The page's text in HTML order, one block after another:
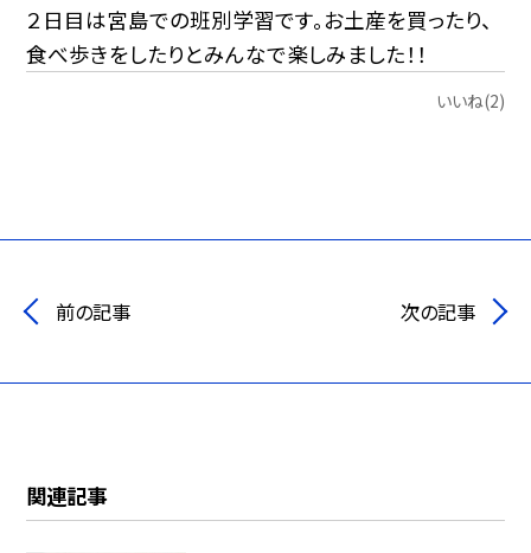
２日目は宮島での班別学習です。お土産を買ったり、
食べ歩きをしたりとみんなで楽しみました！！
いいね(2)
前の記事 次の記事
関連記事